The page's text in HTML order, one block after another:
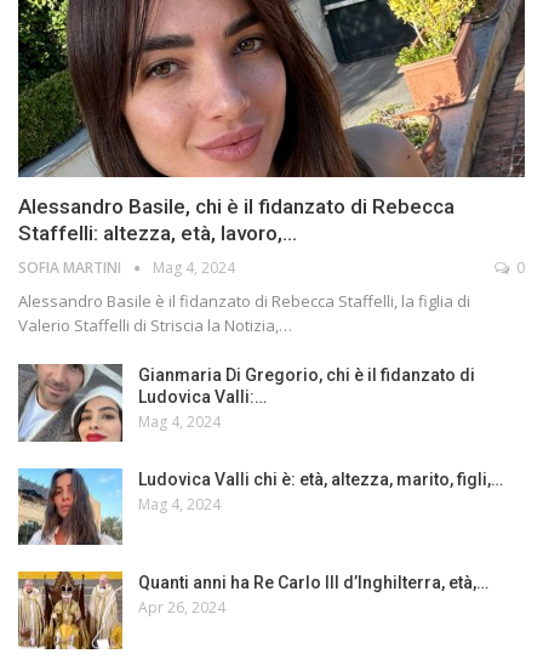
Alessandro Basile, chi è il fidanzato di Rebecca
Staffelli: altezza, età, lavoro,…
SOFIA MARTINI Mag 4, 2024 0
Alessandro Basile è il fidanzato di Rebecca Staffelli, la figlia di
Valerio Staffelli di Striscia la Notizia,…
Gianmaria Di Gregorio, chi è il fidanzato di
Ludovica Valli:…
Mag 4, 2024
Ludovica Valli chi è: età, altezza, marito, figli,…
Mag 4, 2024
Quanti anni ha Re Carlo III d’Inghilterra, età,…
Apr 26, 2024